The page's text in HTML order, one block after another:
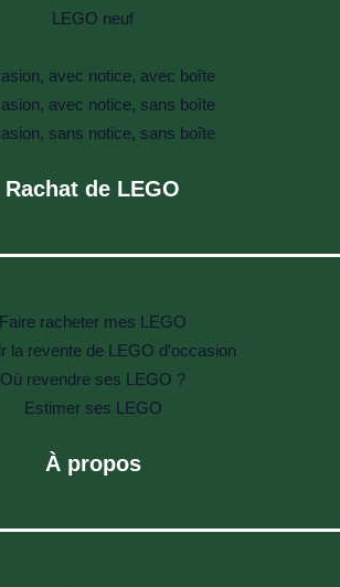
LEGO neuf
avec notice, avec boîte
avec notice, sans boîte
sans notice, sans boîte
Rachat de LEGO
Faire racheter mes LEGO
la revente de LEGO d’occasion
Où revendre ses LEGO ?
Estimer ses LEGO
À propos